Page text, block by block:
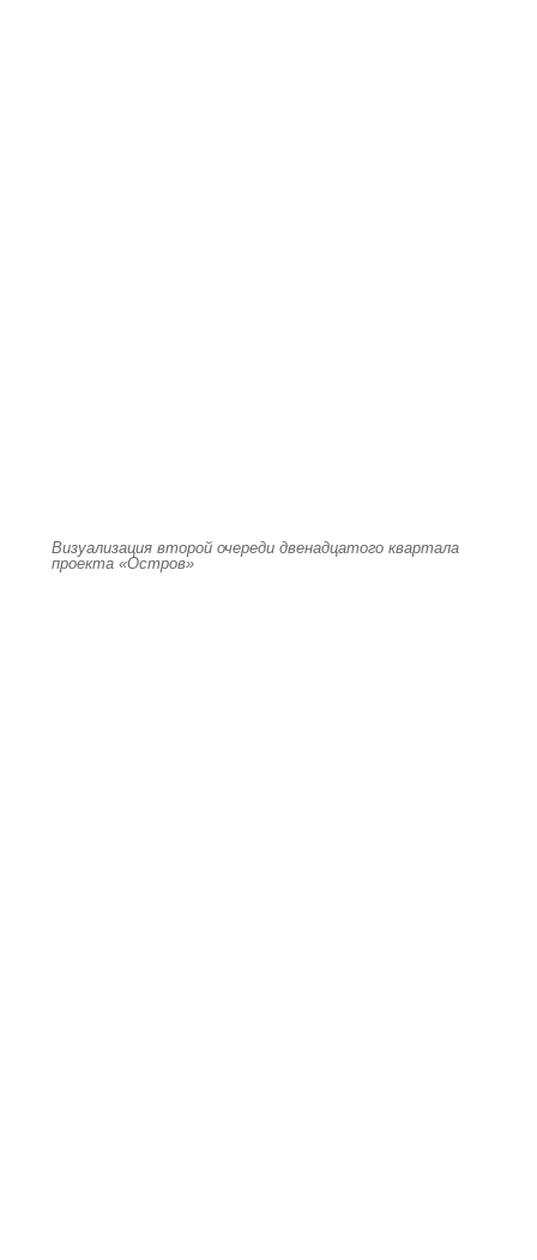
Визуализация второй очереди двенадцатого квартала
проекта «Остров»